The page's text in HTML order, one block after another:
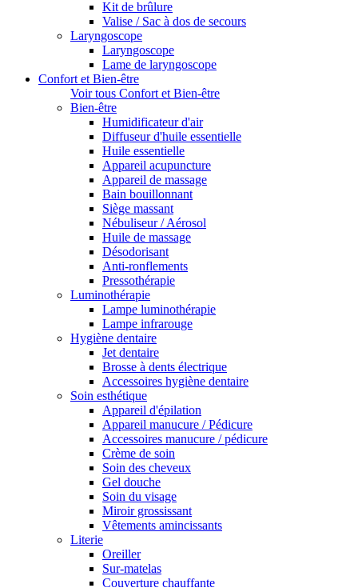
Kit de brûlure
Valise / Sac à dos de secours
Laryngoscope
Laryngoscope
Lame de laryngoscope
Confort et Bien-être
Voir tous Confort et Bien-être
Bien-être
Humidificateur d'air
Diffuseur d'huile essentielle
Huile essentielle
Appareil acupuncture
Appareil de massage
Bain bouillonnant
Siège massant
Nébuliseur / Aérosol
Huile de massage
Désodorisant
Anti-ronflements
Pressothérapie
Luminothérapie
Lampe luminothérapie
Lampe infrarouge
Hygiène dentaire
Jet dentaire
Brosse à dents électrique
Accessoires hygiène dentaire
Soin esthétique
Appareil d'épilation
Appareil manucure / Pédicure
Accessoires manucure / pédicure
Crème de soin
Soin des cheveux
Gel douche
Soin du visage
Miroir grossissant
Vêtements amincissants
Literie
Oreiller
Sur-matelas
Couverture chauffante